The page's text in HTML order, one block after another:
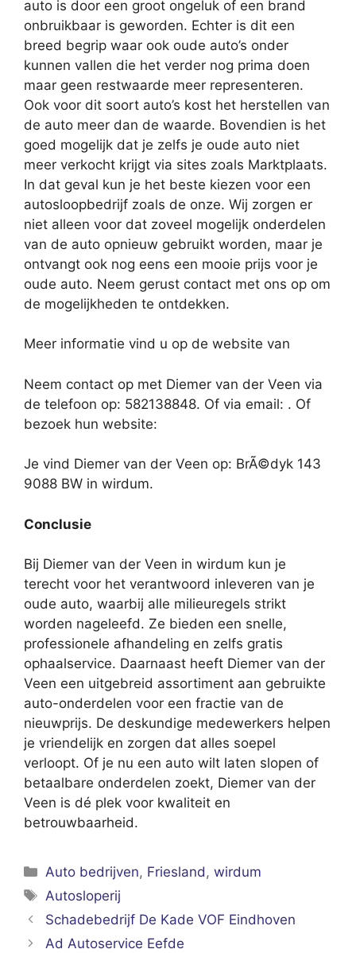
auto is door een groot ongeluk of een brand
onbruikbaar is geworden. Echter is dit een
breed begrip waar ook oude auto’s onder
kunnen vallen die het verder nog prima doen
maar geen restwaarde meer representeren.
Ook voor dit soort auto’s kost het herstellen van
de auto meer dan de waarde. Bovendien is het
goed mogelijk dat je zelfs je oude auto niet
meer verkocht krijgt via sites zoals Marktplaats.
In dat geval kun je het beste kiezen voor een
autosloopbedrijf zoals de onze. Wij zorgen er
niet alleen voor dat zoveel mogelijk onderdelen
van de auto opnieuw gebruikt worden, maar je
ontvangt ook nog eens een mooie prijs voor je
oude auto. Neem gerust contact met ons op om
de mogelijkheden te ontdekken.
Meer informatie vind u op de website van
Neem contact op met Diemer van der Veen via
de telefoon op: 582138848. Of via email: . Of
bezoek hun website:
Je vind Diemer van der Veen op: BrÃ©dyk 143
9088 BW in wirdum.
Conclusie
Bij Diemer van der Veen in wirdum kun je
terecht voor het verantwoord inleveren van je
oude auto, waarbij alle milieuregels strikt
worden nageleefd. Ze bieden een snelle,
professionele afhandeling en zelfs gratis
ophaalservice. Daarnaast heeft Diemer van der
Veen een uitgebreid assortiment aan gebruikte
auto-onderdelen voor een fractie van de
nieuwprijs. De deskundige medewerkers helpen
je vriendelijk en zorgen dat alles soepel
verloopt. Of je nu een auto wilt laten slopen of
betaalbare onderdelen zoekt, Diemer van der
Veen is dé plek voor kwaliteit en
betrouwbaarheid.
Categorieën
Auto bedrijven, Friesland,wirdum
Tags
Autosloperij
Schadebedrijf De Kade VOF Eindhoven
Ad Autoservice Eefde